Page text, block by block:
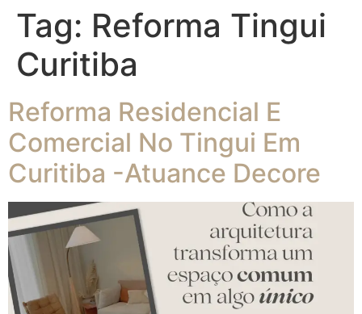
Tag: Reforma Tingui
Curitiba
Reforma Residencial E
Comercial No Tingui Em
Curitiba -Atuance Decore